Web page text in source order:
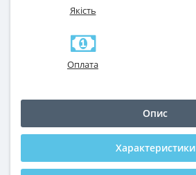
Якість
Оплата
Опис
Характеристики